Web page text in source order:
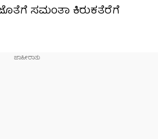
ಸಮಂತಾ ಕಿರುಕತೆರೆಗೆ